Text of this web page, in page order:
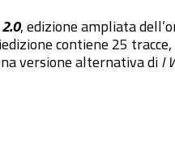
, edizione ampliata
contiene 25
versione alternativa diI